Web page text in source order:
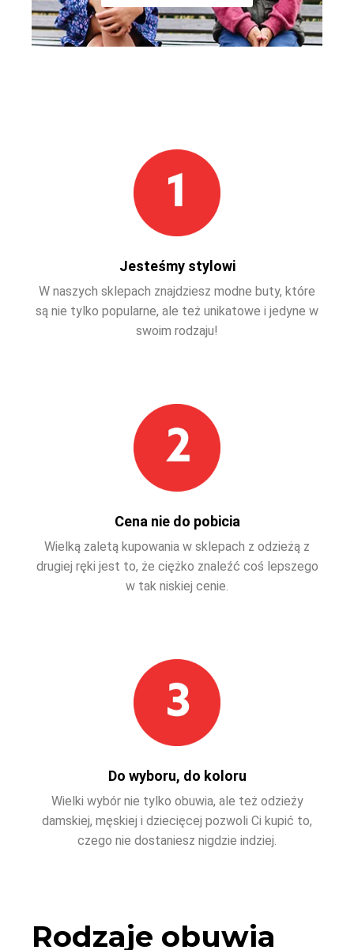
Jesteśmy stylowi
W naszych sklepach znajdziesz modne buty, które
są nie tylko popularne, ale też unikatowe i jedyne w
swoim rodzaju!
Cena nie do pobicia
Wielką zaletą kupowania w sklepach z odzieżą z
drugiej ręki jest to, że ciężko znaleźć coś lepszego
w tak niskiej cenie.
Do wyboru, do koloru
Wielki wybór nie tylko obuwia, ale też odzieży
damskiej, męskiej i dziecięcej pozwoli Ci kupić to,
czego nie dostaniesz nigdzie indziej.
Rodzaje obuwia